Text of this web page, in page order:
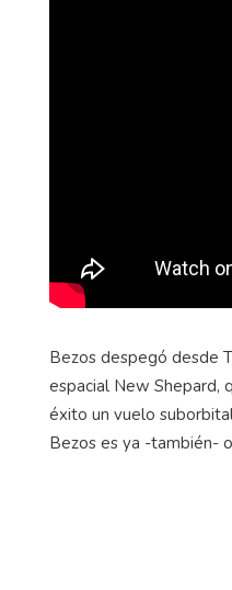
Bezos despegó desde
espacial New Shepard,
éxito un vuelo
Bezos es ya -también-